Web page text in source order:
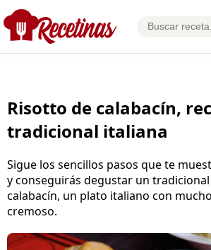
Risotto de calabacín,
tradicional italiana
Sigue los sencillos pasos que te
y conseguirás degustar un
calabacín, un plato italiano con
cremoso.